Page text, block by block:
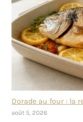
Dorade au four : la
août 5, 2026